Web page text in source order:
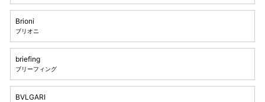
Brioni
ブリオニ
briefing
ブリーフィング
BVLGARI